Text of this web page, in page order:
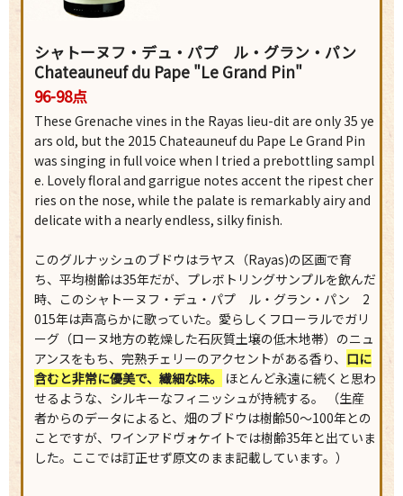
シャトーヌフ・デュ・パプ ル・グラン・パン
Chateauneuf du Pape "Le Grand Pin"
96-98点
These Grenache vines in the Rayas lieu-dit are only 35 ye
ars old, but the 2015 Chateauneuf du Pape Le Grand Pin
was singing in full voice when I tried a prebottling sampl
e. Lovely floral and garrigue notes accent the ripest cher
ries on the nose, while the palate is remarkably airy and
delicate with a nearly endless, silky finish.
このグルナッシュのブドウはラヤス（Rayas)の区画で育
ち、平均樹齢は35年だが、プレボトリングサンプルを飲んだ
時、このシャトーヌフ・デュ・パプ ル・グラン・パン 2
015年は声高らかに歌っていた。愛らしくフローラルでガリ
ーグ（ローヌ地方の乾燥した石灰質土壌の低木地帯）のニュ
アンスをもち、完熟チェリーのアクセントがある香り、 口に
含むと非常に優美で、繊細な味。
ほとんど永遠に続くと思わ
せるような、シルキーなフィニッシュが持続する。 （生産
者からのデータによると、畑のブドウは樹齢50～100年との
ことですが、ワインアドヴォケイトでは樹齢35年と出ていま
した。ここでは訂正せず原文のまま記載しています。）